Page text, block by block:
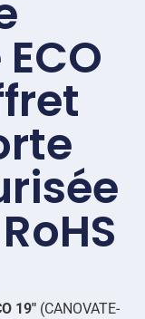
19″(CANOVATE-